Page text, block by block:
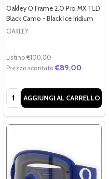
Oakley O Frame 2.0 Pro MX TLD
Black Camo - Black Ice Iridium
OAKLEY
Listino €100,00
Prezzo scontato €89,00
Quantità:AGGIUNGI AL CARRELLO